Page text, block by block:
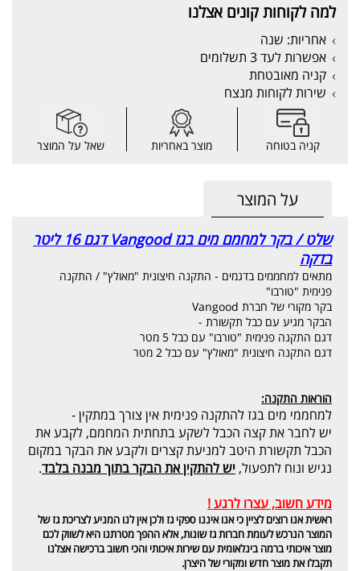
למה לקוחות קונים אצלנו
אחריות: שנה
אפשרות לעד 3 תשלומים
קניה מאובטחת
שירות לקוחות מנצח
קניה בטוחה מוצר באחריות שאל על המוצר
על המוצר
שלט / בקר למחמם מים בגז Vangood דגם 16 ליטר
בדקה
מתאים למחממים בדגמים - התקנה חיצונית "מאולץ" / התקנה
פנימית "טורבו"
בקר מקורי של חברת Vangood
הבקר מגיע עם כבל תקשורת -
דגם התקנה פנימית "טורבו" עם כבל 5 מטר
דגם התקנה חיצונית "מאולץ" עם כבל 2 מטר
הוראות התקנה:
למחממי מים בגז להתקנה פנימית אין צורך במתקין -
יש לחבר את קצה הכבל לשקע בתחתית המחמם, לקבע את
הכבל תקשורת היטב למניעת קצרים ולקבע את הבקר במקום
נגיש ונוח לתפעול, יש להתקין את הבקר בתוך מבנה בלבד.
מידע חשוב, עצרו לרגע !
ראשית אנו רוצים לציין כי אנו איננו ספקי גז ולכן אין לנו המניע לצריכת גז של
המוצר הנרכש לעומת חברות גז שונות, אלא ההפך מטרתנו היא לשווק לכם
מוצר איכותי ברמה בינלאומית עם שירות איכותי והכי חשוב ברכישה אצלנו
תקבלו את מוצר חדש ומקורי של היצרן.